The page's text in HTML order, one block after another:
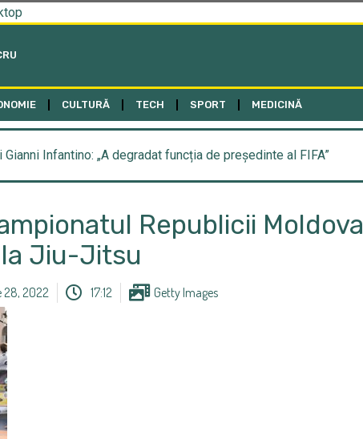
CULTURĂ TECH SPORT MEDICINĂ
Infantino: „A degradat funcția de președinte al FIFA”
Republicii Moldova
la Jiu-Jitsu
28, 2022 17:12 Getty Images